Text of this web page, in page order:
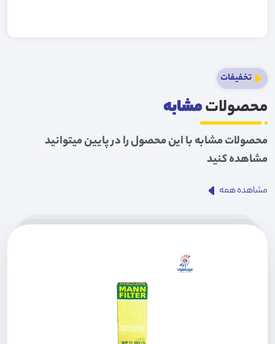
تخفیفات
محصولاتمشابه
محصولات مشابه با این محصول را در پایین میتوانید
مشاهده کنید
مشاهده همه